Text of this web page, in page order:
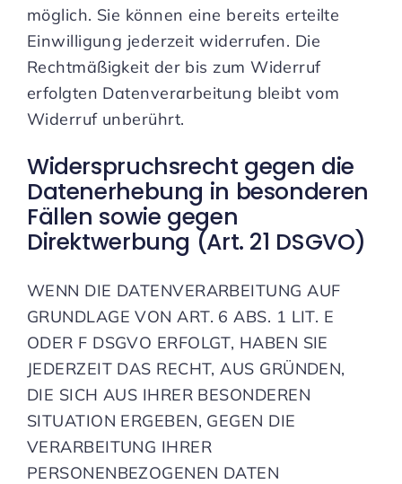
möglich. Sie können eine bereits erteilte
Einwilligung jederzeit widerrufen. Die
Rechtmäßigkeit der bis zum Widerruf
erfolgten Datenverarbeitung bleibt vom
Widerruf unberührt.
Widerspruchsrecht gegen die
Datenerhebung in besonderen
Fällen sowie gegen
Direktwerbung (Art. 21 DSGVO)
WENN DIE DATENVERARBEITUNG AUF
GRUNDLAGE VON ART. 6 ABS. 1 LIT. E
ODER F DSGVO ERFOLGT, HABEN SIE
JEDERZEIT DAS RECHT, AUS GRÜNDEN,
DIE SICH AUS IHRER BESONDEREN
SITUATION ERGEBEN, GEGEN DIE
VERARBEITUNG IHRER
PERSONENBEZOGENEN DATEN